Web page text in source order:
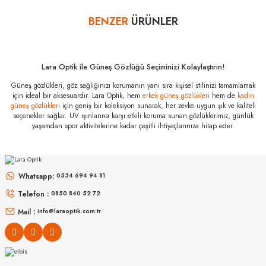
hatası aldığınız durumda bankanızla irtibata geçip aksesuar
Balenciaga BB
0096S 001 51
Özellikleri
Marka
:
Balenciaga
Yorum Yaz
BENZERÜRÜNLER
Lara Optik ile Güneş Gözlüğü Seçiminizi Kolaylaştırın!
Güneş gözlükleri, göz sağlığınızı korumanın yanı sıra kişisel stilinizi tamamlamak
için ideal bir aksesuardır. Lara Optik, hem erkek güneş gözlükleri hem de kadın
güneş gözlükleri için geniş bir koleksiyon sunarak, her zevke uygun şık ve kaliteli
seçenekler sağlar. UV ışınlarına karşı etkili koruma sunan gözlüklerimiz, günlük
yaşamdan spor aktivitelerine kadar çeşitli ihtiyaçlarınıza hitap eder.
Whatsapp: 0534 694 94 81
Telefon : 0850 840 52 72
Mail : info@laraoptik.com.tr